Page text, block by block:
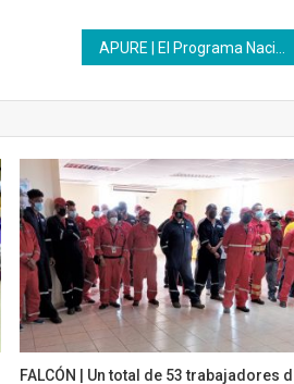
APURE | El Programa Nacional de Aprendizaje reanudo sus actividades académicas
FALCÓN | Un total de 53 trabajadores